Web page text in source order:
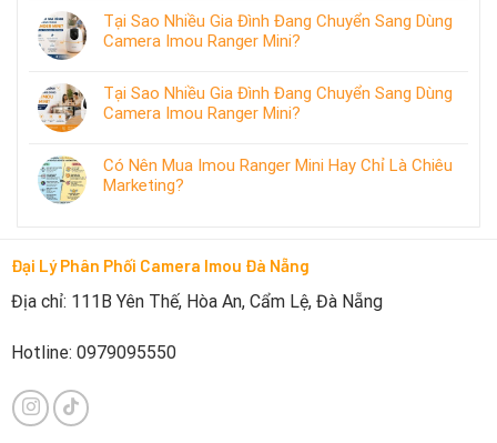
Tại Sao Nhiều Gia Đình Đang Chuyển Sang Dùng
Camera Imou Ranger Mini?
Tại Sao Nhiều Gia Đình Đang Chuyển Sang Dùng
Camera Imou Ranger Mini?
Có Nên Mua Imou Ranger Mini Hay Chỉ Là Chiêu
Marketing?
Đại Lý Phân Phối Camera Imou Đà Nẵng
Địa chỉ: 111B Yên Thế, Hòa An, Cẩm Lệ, Đà Nẵng
Hotline: 0979095550